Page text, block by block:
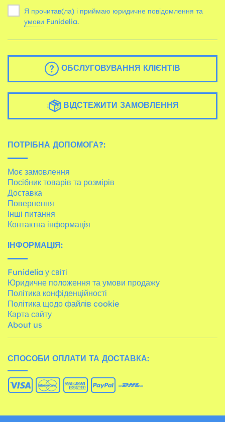
Я прочитав(ла) і приймаю юридичне повідомлення та
умови Funidelia.
ОБСЛУГОВУВАННЯ КЛІЄНТІВ
ВІДСТЕЖИТИ ЗАМОВЛЕННЯ
ПОТРІБНА ДОПОМОГА?:
Моє замовлення
Посібник товарів та розмірів
Доставка
Повернення
Інші питання
Контактна інформація
ІНФОРМАЦІЯ:
Funidelia у світі
Юридичне положення та умови продажу
Політика конфіденційності
Політика щодо файлів cookie
Карта сайту
About us
СПОСОБИ ОПЛАТИ ТА ДОСТАВКА: